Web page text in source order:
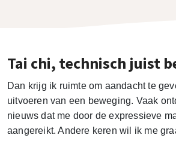
Tai chi, technisch juist
Dan krijg ik ruimte om aandacht te
uitvoeren van een beweging. Vaak
nieuws dat me door de expressieve
aangereikt. Andere keren wil ik me